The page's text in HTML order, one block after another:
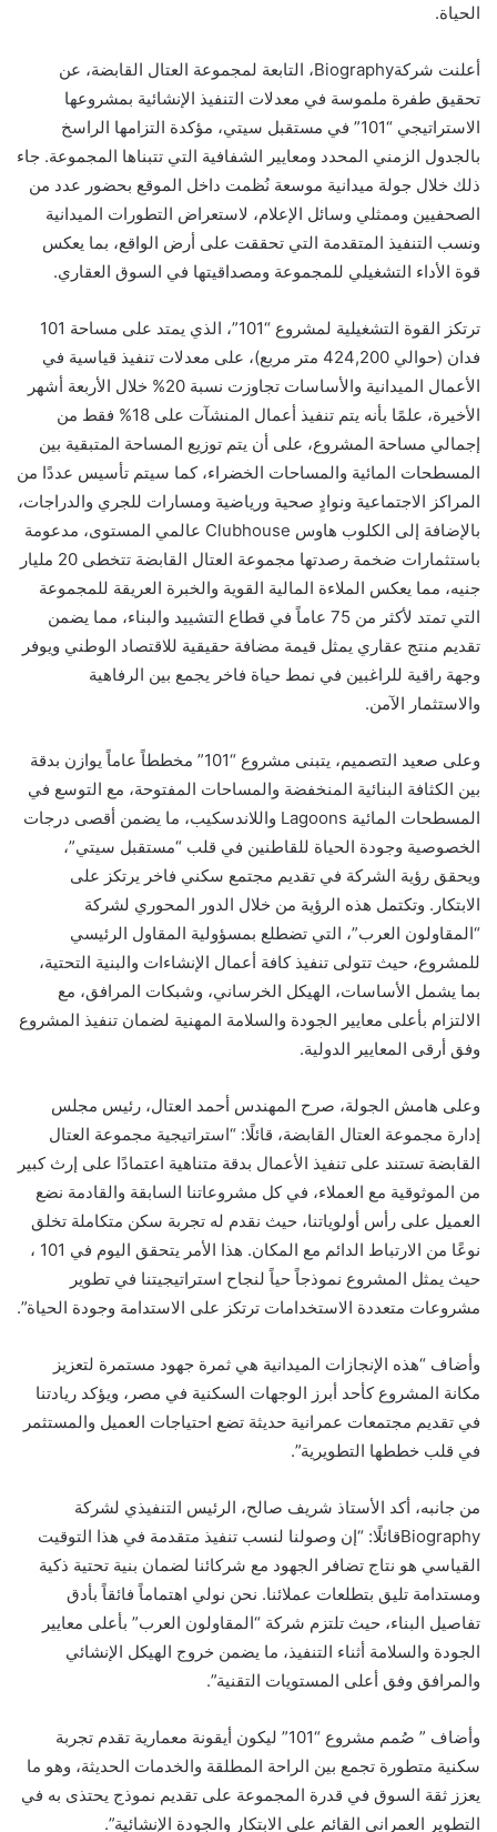
الحياة.
أعلنت شركةBiography، التابعة لمجموعة العتال القابضة، عن
تحقيق طفرة ملموسة في معدلات التنفيذ الإنشائية بمشروعها
الاستراتيجي “101” في مستقبل سيتي، مؤكدة التزامها الراسخ
بالجدول الزمني المحدد ومعايير الشفافية التي تتبناها المجموعة. جاء
ذلك خلال جولة ميدانية موسعة نُظمت داخل الموقع بحضور عدد من
الصحفيين وممثلي وسائل الإعلام، لاستعراض التطورات الميدانية
ونسب التنفيذ المتقدمة التي تحققت على أرض الواقع، بما يعكس
قوة الأداء التشغيلي للمجموعة ومصداقيتها في السوق العقاري.
ترتكز القوة التشغيلية لمشروع “101”، الذي يمتد على مساحة 101
فدان (حوالي 424,200 متر مربع)، على معدلات تنفيذ قياسية في
الأعمال الميدانية والأساسات تجاوزت نسبة 20% خلال الأربعة أشهر
الأخيرة، علمًا بأنه يتم تنفيذ أعمال المنشآت على 18% فقط من
إجمالي مساحة المشروع، على أن يتم توزيع المساحة المتبقية بين
المسطحات المائية والمساحات الخضراء، كما سيتم تأسيس عددًا من
المراكز الاجتماعية ونوادٍ صحية ورياضية ومسارات للجري والدراجات،
بالإضافة إلى الكلوب هاوس Clubhouse عالمي المستوى، مدعومة
باستثمارات ضخمة رصدتها مجموعة العتال القابضة تتخطى 20 مليار
جنيه، مما يعكس الملاءة المالية القوية والخبرة العريقة للمجموعة
التي تمتد لأكثر من 75 عاماً في قطاع التشييد والبناء، مما يضمن
تقديم منتج عقاري يمثل قيمة مضافة حقيقية للاقتصاد الوطني ويوفر
وجهة راقية للراغبين في نمط حياة فاخر يجمع بين الرفاهية
والاستثمار الآمن.
وعلى صعيد التصميم، يتبنى مشروع “101” مخططاً عاماً يوازن بدقة
بين الكثافة البنائية المنخفضة والمساحات المفتوحة، مع التوسع في
المسطحات المائية Lagoons واللاندسكيب، ما يضمن أقصى درجات
الخصوصية وجودة الحياة للقاطنين في قلب “مستقبل سيتي”،
ويحقق رؤية الشركة في تقديم مجتمع سكني فاخر يرتكز على
الابتكار. وتكتمل هذه الرؤية من خلال الدور المحوري لشركة
“المقاولون العرب”، التي تضطلع بمسؤولية المقاول الرئيسي
للمشروع، حيث تتولى تنفيذ كافة أعمال الإنشاءات والبنية التحتية،
بما يشمل الأساسات، الهيكل الخرساني، وشبكات المرافق، مع
الالتزام بأعلى معايير الجودة والسلامة المهنية لضمان تنفيذ المشروع
وفق أرقى المعايير الدولية.
وعلى هامش الجولة، صرح المهندس أحمد العتال، رئيس مجلس
إدارة مجموعة العتال القابضة، قائلًا: “استراتيجية مجموعة العتال
القابضة تستند على تنفيذ الأعمال بدقة متناهية اعتمادًا على إرث كبير
من الموثوقية مع العملاء، في كل مشروعاتنا السابقة والقادمة نضع
العميل على رأس أولوياتنا، حيث نقدم له تجربة سكن متكاملة تخلق
نوعًا من الارتباط الدائم مع المكان. هذا الأمر يتحقق اليوم في 101 ،
حيث يمثل المشروع نموذجاً حياً لنجاح استراتيجيتنا في تطوير
مشروعات متعددة الاستخدامات ترتكز على الاستدامة وجودة الحياة”.
وأضاف “هذه الإنجازات الميدانية هي ثمرة جهود مستمرة لتعزيز
مكانة المشروع كأحد أبرز الوجهات السكنية في مصر، ويؤكد ريادتنا
في تقديم مجتمعات عمرانية حديثة تضع احتياجات العميل والمستثمر
في قلب خططها التطويرية”.
من جانبه، أكد الأستاذ شريف صالح، الرئيس التنفيذي لشركة
Biographyقائلًا: “إن وصولنا لنسب تنفيذ متقدمة في هذا التوقيت
القياسي هو نتاج تضافر الجهود مع شركائنا لضمان بنية تحتية ذكية
ومستدامة تليق بتطلعات عملائنا. نحن نولي اهتماماً فائقاً بأدق
تفاصيل البناء، حيث تلتزم شركة “المقاولون العرب” بأعلى معايير
الجودة والسلامة أثناء التنفيذ، ما يضمن خروج الهيكل الإنشائي
والمرافق وفق أعلى المستويات التقنية”.
وأضاف ” صُمم مشروع “101” ليكون أيقونة معمارية تقدم تجربة
سكنية متطورة تجمع بين الراحة المطلقة والخدمات الحديثة، وهو ما
يعزز ثقة السوق في قدرة المجموعة على تقديم نموذج يحتذى به في
التطوير العمراني القائم على الابتكار والجودة الإنشائية”.